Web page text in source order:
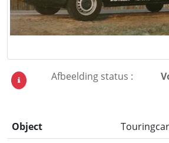
Afbeelding status :
Object
Touringcar